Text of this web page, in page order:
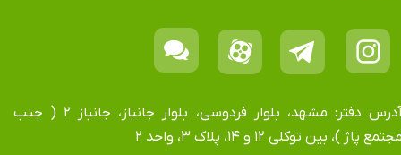
آدرس دفتر: مشهد، بلوار فردوسی، بلوار جانباز، جانباز ۲ ( جنب
پاژ )، بین توکلی ۱۲ و ۱۴، پلاک ۳، واحد ۲